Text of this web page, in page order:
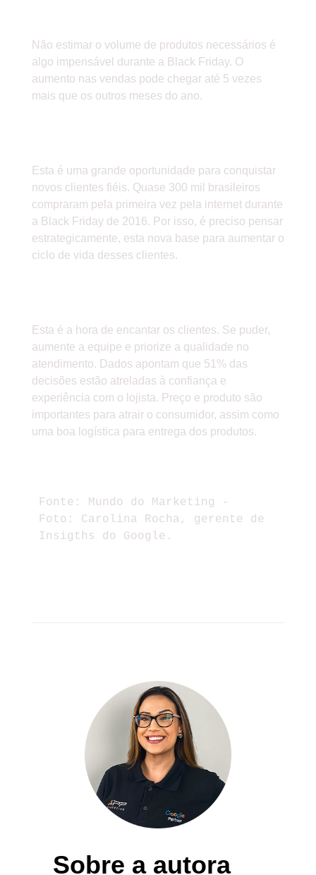
Não estimar o volume de produtos necessários é
algo impensável durante a Black Friday. O
aumento nas vendas pode chegar até 5 vezes
mais que os outros meses do ano.
Esta é uma grande oportunidade para conquistar
novos clientes fiéis. Quase 300 mil brasileiros
compraram pela primeira vez pela internet durante
a Black Friday de 2016. Por isso, é preciso pensar
estrategicamente, esta nova base para aumentar o
ciclo de vida desses clientes.
Esta é a hora de encantar os clientes. Se puder,
aumente a equipe e priorize a qualidade no
atendimento. Dados apontam que 51% das
decisões estão atreladas à confiança e
experiência com o lojista. Preço e produto são
importantes para atrair o consumidor, assim como
uma boa logística para entrega dos produtos.
Fonte: Mundo do Marketing -
Foto: Carolina Rocha, gerente de
Insigths do Google.
Sobre a autora